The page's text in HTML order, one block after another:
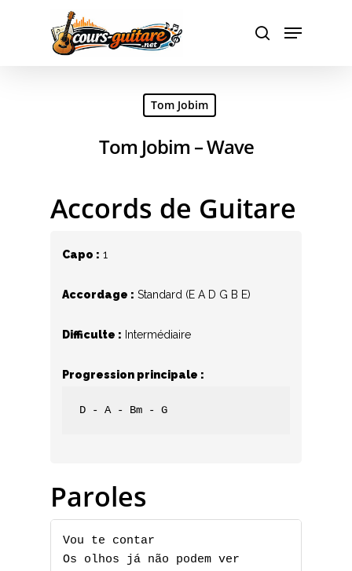
Hit enter to search or ESC to close
Tom Jobim
Tom Jobim – Wave
Accords de Guitare
Capo : 1
Accordage : Standard (E A D G B E)
Difficulte : Intermédiaire
Progression principale :
D - A - Bm - G
Paroles
Vou te contar
Os olhos já não podem ver